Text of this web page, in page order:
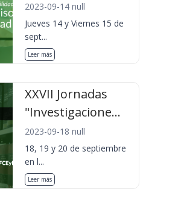
2023-09-14 null
Jueves 14 y Viernes 15 de
sept...
Leer más
XXVII Jornadas
"Investigacione...
2023-09-18 null
18, 19 y 20 de septiembre
en l...
Leer más